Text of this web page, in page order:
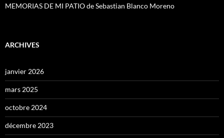
MEMORIAS DE MI PATIO de Sebastian Blanco Moreno
ARCHIVES
janvier 2026
mars 2025
octobre 2024
décembre 2023